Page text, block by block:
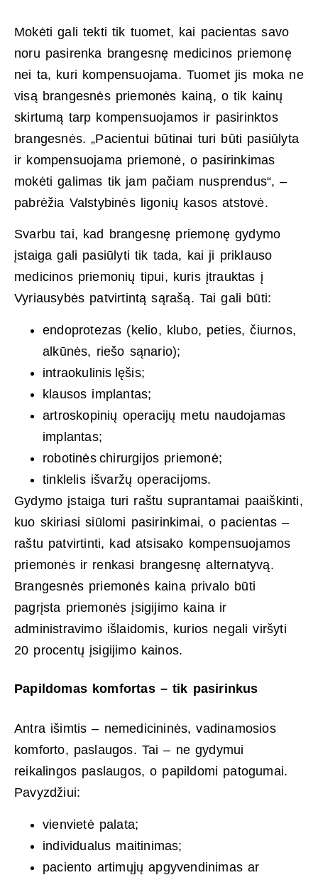
Mokėti gali tekti tik tuomet, kai pacientas savo
noru pasirenka brangesnę medicinos priemonę
nei ta, kuri kompensuojama. Tuomet jis moka ne
visą brangesnės priemonės kainą, o tik kainų
skirtumą tarp kompensuojamos ir pasirinktos
brangesnės. „Pacientui būtinai turi būti pasiūlyta
ir kompensuojama priemonė, o pasirinkimas
mokėti galimas tik jam pačiam nusprendus“, –
pabrėžia Valstybinės ligonių kasos atstovė.
Svarbu tai, kad brangesnę priemonę gydymo
įstaiga gali pasiūlyti tik tada, kai ji priklauso
medicinos priemonių tipui, kuris įtrauktas į
Vyriausybės patvirtintą sąrašą. Tai gali būti:
endoprotezas (kelio, klubo, peties, čiurnos,
alkūnės, riešo sąnario);
intraokulinis lęšis;
klausos implantas;
artroskopinių operacijų metu naudojamas
implantas;
robotinės chirurgijos priemonė;
tinklelis išvaržų operacijoms.
Gydymo įstaiga turi raštu suprantamai paaiškinti,
kuo skiriasi siūlomi pasirinkimai, o pacientas –
raštu patvirtinti, kad atsisako kompensuojamos
priemonės ir renkasi brangesnę alternatyvą.
Brangesnės priemonės kaina privalo būti
pagrįsta priemonės įsigijimo kaina ir
administravimo išlaidomis, kurios negali viršyti
20 procentų įsigijimo kainos.
Papildomas komfortas – tik pasirinkus
Antra išimtis – nemedicininės, vadinamosios
komforto, paslaugos. Tai – ne gydymui
reikalingos paslaugos, o papildomi patogumai.
Pavyzdžiui:
vienvietė palata;
individualus maitinimas;
paciento artimųjų apgyvendinimas ar